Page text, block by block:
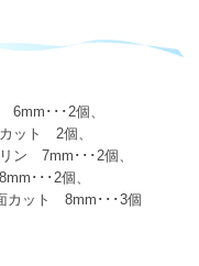
･･･2個、
ット 2個、
ン 7mm･･･2個、
･･･2個、
カット 8mm･･･3個